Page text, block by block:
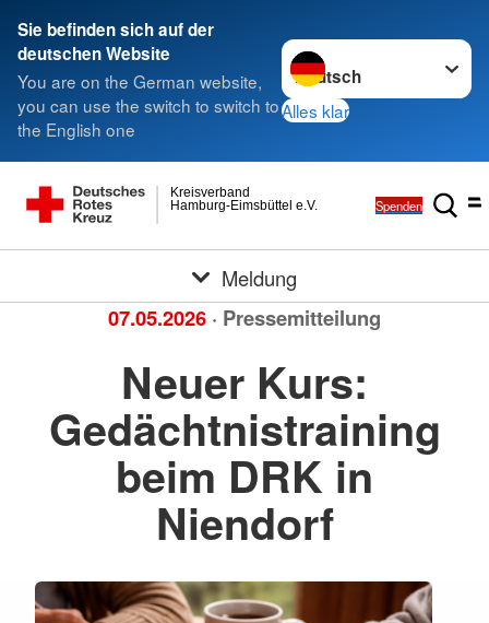
Sie befinden sich auf der
deutschen Website
You are on the German website,
you can use the switch to switch to
the English one
Sprache wechseln zu
Alles klar
Hamburg-Eimsbüttel e.V.
Kreisverband
Spenden
Meldung
07.05.2026 · Pressemitteilung
Neuer Kurs:
Gedächtnistraining
beim DRK in
Niendorf